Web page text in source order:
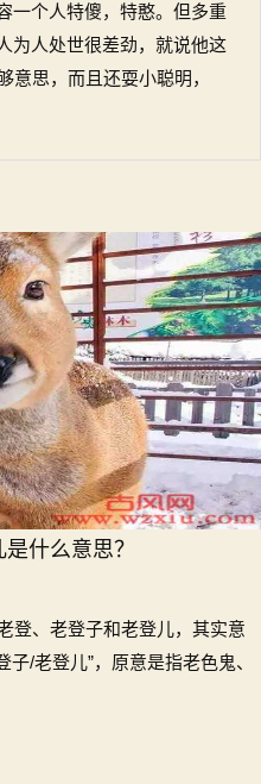
一个人特傻，特憨。但多重
为人处世很差劲，就说他这
意思，而且还耍小聪明，
什么意思？
登、老登子和老登儿，其实意
/老登儿”，原意是指老色鬼、